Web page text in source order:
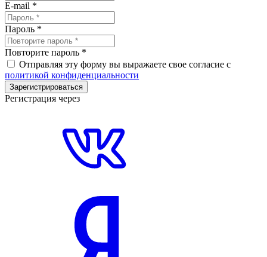
E-mail *
Пароль *
Повторите пароль *
Отправляя эту форму вы выражаете свое согласие с
политикой конфиденциальности
Зарегистрироваться
Регистрация через